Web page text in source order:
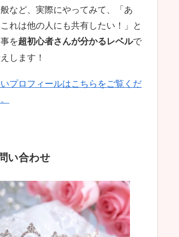
など、実際にやってみて、「あ
れは他の人にも共有したい！」と
を超初心者さんが分かるレベルで
します！
プロフィールはこちらをご覧くだ
い合わせ